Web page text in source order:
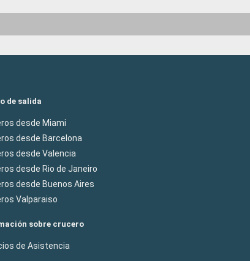
de salida
desde Miami
desde Barcelona
desde Valencia
desde Rio de Janeiro
desde Buenos Aires
Valparaiso
sobre crucero
de Asistencia